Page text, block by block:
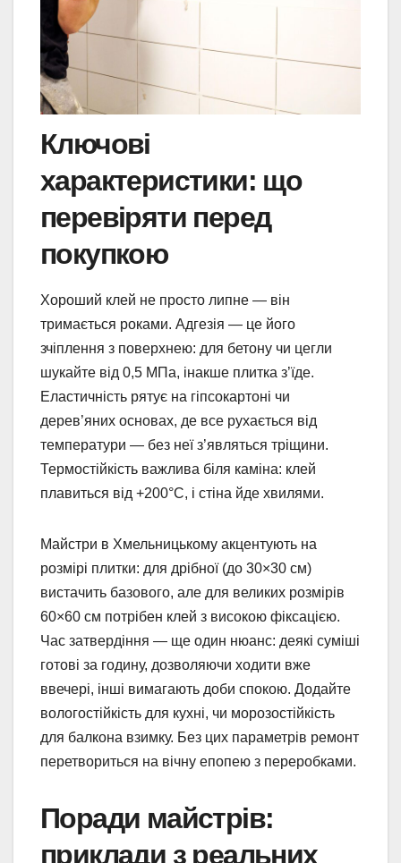
Ключові
характеристики: що
перевіряти перед
покупкою
Хороший клей не просто липне — він
тримається роками. Адгезія — це його
зчіплення з поверхнею: для бетону чи цегли
шукайте від 0,5 МПа, інакше плитка з’їде.
Еластичність рятує на гіпсокартоні чи
дерев’яних основах, де все рухається від
температури — без неї з’являться тріщини.
Термостійкість важлива біля каміна: клей
плавиться від +200°C, і стіна йде хвилями.
Майстри в Хмельницькому акцентують на
розмірі плитки: для дрібної (до 30×30 см)
вистачить базового, але для великих розмірів
60×60 см потрібен клей з високою фіксацією.
Час затвердіння — ще один нюанс: деякі суміші
готові за годину, дозволяючи ходити вже
ввечері, інші вимагають доби спокою. Додайте
вологостійкість для кухні, чи морозостійкість
для балкона взимку. Без цих параметрів ремонт
перетвориться на вічну епопею з переробками.
Поради майстрів:
приклади з реальних